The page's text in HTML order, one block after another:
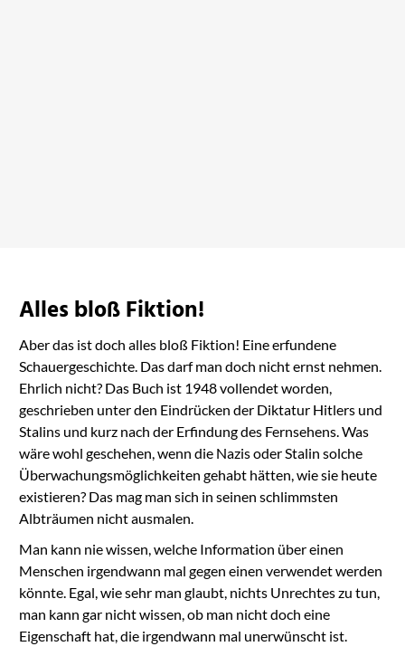
Alles bloß Fiktion!
Aber das ist doch alles bloß Fiktion! Eine erfundene
Schauergeschichte. Das darf man doch nicht ernst nehmen.
Ehrlich nicht? Das Buch ist 1948 vollendet worden,
geschrieben unter den Eindrücken der Diktatur Hitlers und
Stalins und kurz nach der Erfindung des Fernsehens. Was
wäre wohl geschehen, wenn die Nazis oder Stalin solche
Überwachungsmöglichkeiten gehabt hätten, wie sie heute
existieren? Das mag man sich in seinen schlimmsten
Albträumen nicht ausmalen.
Man kann nie wissen, welche Information über einen
Menschen irgendwann mal gegen einen verwendet werden
könnte. Egal, wie sehr man glaubt, nichts Unrechtes zu tun,
man kann gar nicht wissen, ob man nicht doch eine
Eigenschaft hat, die irgendwann mal unerwünscht ist.